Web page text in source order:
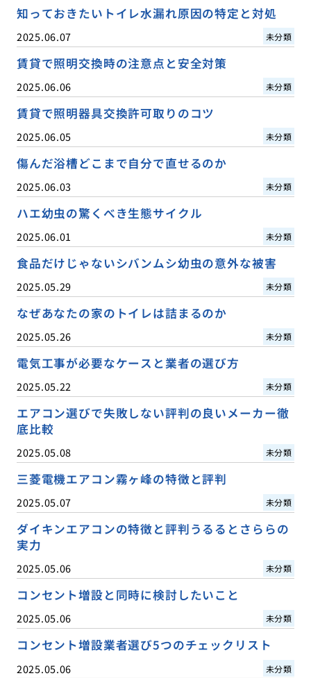
知っておきたいトイレ水漏れ原因の特定と対処
2025.06.07 未分類
賃貸で照明交換時の注意点と安全対策
2025.06.06 未分類
賃貸で照明器具交換許可取りのコツ
2025.06.05 未分類
傷んだ浴槽どこまで自分で直せるのか
2025.06.03 未分類
ハエ幼虫の驚くべき生態サイクル
2025.06.01 未分類
食品だけじゃないシバンムシ幼虫の意外な被害
2025.05.29 未分類
なぜあなたの家のトイレは詰まるのか
2025.05.26 未分類
電気工事が必要なケースと業者の選び方
2025.05.22 未分類
エアコン選びで失敗しない評判の良いメーカー徹
底比較
2025.05.08 未分類
三菱電機エアコン霧ヶ峰の特徴と評判
2025.05.07 未分類
ダイキンエアコンの特徴と評判うるるとさららの
実力
2025.05.06 未分類
コンセント増設と同時に検討したいこと
2025.05.06 未分類
コンセント増設業者選び5つのチェックリスト
2025.05.06 未分類